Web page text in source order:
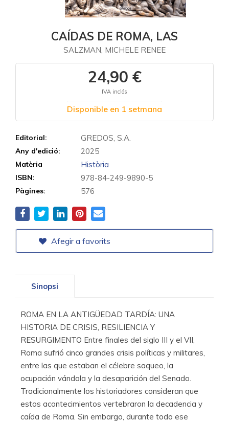
CAÍDAS DE ROMA, LAS
SALZMAN, MICHELE RENEE
24,90 €
IVA inclós
Disponible en 1 setmana
Editorial: GREDOS, S.A.
Any d'edició: 2025
Matèria Història
ISBN: 978-84-249-9890-5
Pàgines: 576
Afegir a favorits
Sinopsi
ROMA EN LA ANTIGÜEDAD TARDÍA: UNA
HISTORIA DE CRISIS, RESILIENCIA Y
RESURGIMENTO Entre finales del siglo III y el VII,
Roma sufrió cinco grandes crisis políticas y militares,
entre las que estaban el célebre saqueo, la
ocupación vándala y la desaparición del Senado.
Tradicionalmente los historiadores consideran que
estos acontecimientos vertebraron la decadencia y
caída de Roma. Sin embargo, durante todo ese